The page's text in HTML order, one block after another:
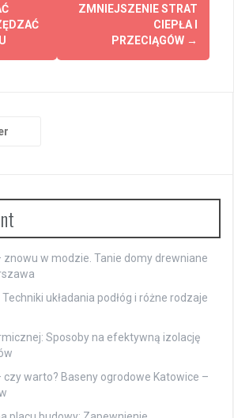
ZMNIEJSZENIE STRAT
CIEPŁA I
PRZECIĄGÓW →
znowu w modzie. Tanie domy drewniane
Techniki układania podłóg i różne rodzaje
Sposoby na efektywną izolację
czy warto? Baseny ogrodowe Katowice –